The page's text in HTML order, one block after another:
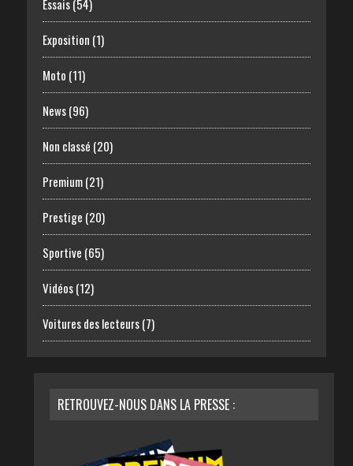
Essais(54)
Exposition (1)
Moto (11)
News(96)
Non classé (20)
Premium(21)
Prestige (20)
Sportive (65)
Vidéos(12)
Voitures des lecteurs(7)
RETROUVEZ-NOUS DANS LA PRESSE :